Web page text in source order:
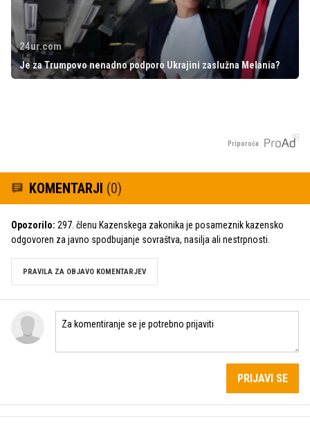
24ur.com
Je za Trumpovo nenadno podporo Ukrajini zaslužna Melania?
Priporoča
KOMENTARJI (0)
Opozorilo: 297. členu Kazenskega zakonika je posameznik kazensko
odgovoren za javno spodbujanje sovraštva, nasilja ali nestrpnosti.
PRAVILA ZA OBJAVO KOMENTARJEV
PRIJAVI SE